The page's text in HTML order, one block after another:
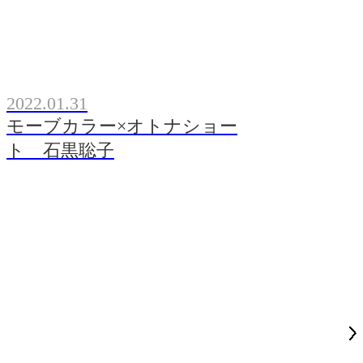
2022.01.31
モーブカラー×オトナショー
ト 石黒聡子